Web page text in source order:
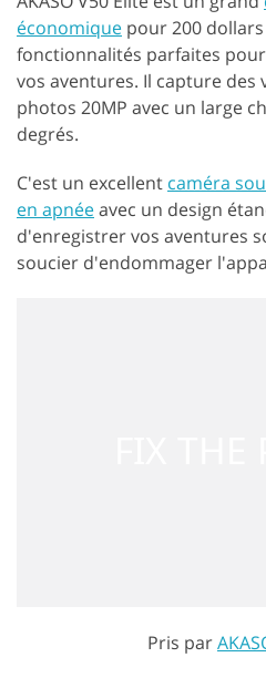
économique pour 200
fonctionnalités parfaites
vos aventures. Il capture des
photos 20MP avec un large
degrés.
C'est un excellent caméra
en apnéeavec un design
d'enregistrer vos aventures
soucier d'endommager
Pris par